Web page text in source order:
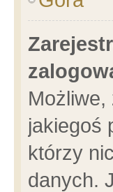
Możliwe,
jakiegoś
którzy
danych.